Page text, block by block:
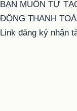
BẠN MUỐN TỰ
ĐỘNG THANH
Link đăng ký nhận